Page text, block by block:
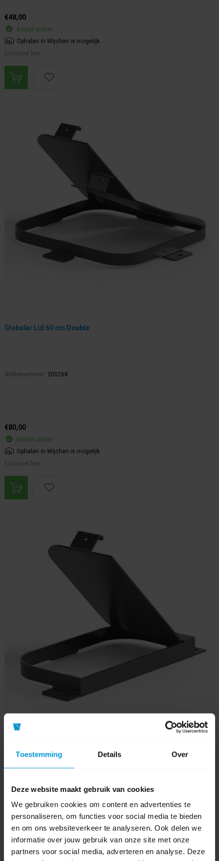
Toestemming Details Over
Deze website maakt gebruik van cookies
We gebruiken cookies om content en advertenties te
personaliseren, om functies voor social media te bieden
en om ons websiteverkeer te analyseren. Ook delen we
informatie over jouw gebruik van onze site met onze
partners voor social media, adverteren en analyse. Deze
€48,00
Bestel artikel.
Ophalen in Wijchen is mogelijk.
Exclusief btw.
Globular Lid 60 cm Double
Artikelnummer: 200268
€80,00
Bestel artikel.
Ophalen in Wijchen is mogelijk.
Exclusief btw.
€50,00
Bestel artikel.